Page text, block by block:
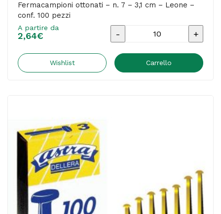
Fermacampioni ottonati – n. 7 – 3,1 cm – Leone –
conf. 100 pezzi
A partire da
2,64€
Fermacampioni
-
100
Wishlist Carrello